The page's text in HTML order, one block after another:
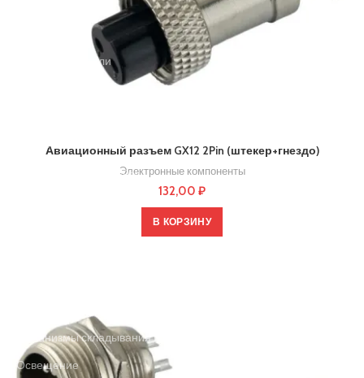
Авиационный разъем GX12 2Pin (штекер+гнездо)
Электронные компоненты
132,00 ₽
В КОРЗИНУ
Крепежи и детали
Кнопки и блоки управления
Бортовые компьютеры
Механизмы складывания и комплектующие
Освещение